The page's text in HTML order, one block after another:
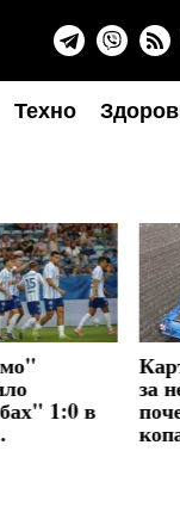
Техно
1:0 в
за